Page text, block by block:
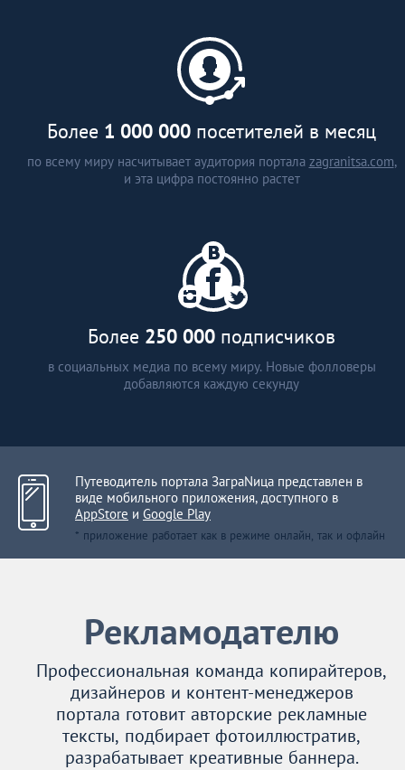
аналитические статьи
интервью с экспертами
Более 1 000 000 посетителей в месяц
по всему миру насчитывает аудитория портала zagranitsa.com,
и эта цифра постоянно растет
Более 250 000 подписчиков
в социальных медиа по всему миру. Новые фолловеры
добавляются каждую секунду
Путеводитель портала ЗаграNица представлен в
виде мобильного приложения, доступного в
AppStore и Google Play
* приложение работает как в режиме онлайн, так и офлайн
Рекламодателю
Профессиональная команда копирайтеров,
дизайнеров и контент-менеджеров
портала готовит авторские рекламные
тексты, подбирает фотоиллюстратив,
разрабатывает креативные баннера.